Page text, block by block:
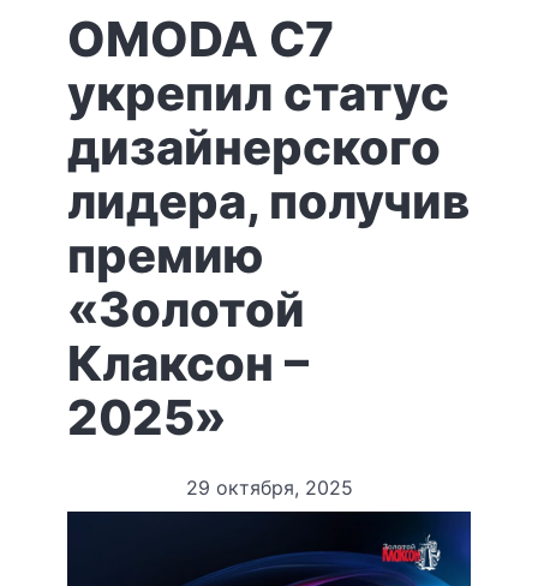
OMODA C7
укрепил статус
дизайнерского
лидера, получив
премию
«Золотой
Клаксон –
2025»
29 октября, 2025